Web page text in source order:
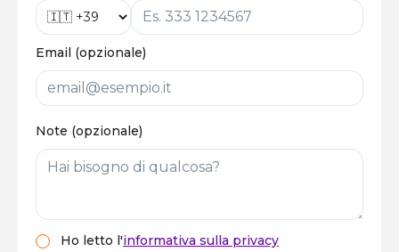
Email (opzionale)
Note (opzionale)
Ho letto l'informativa sulla privacy